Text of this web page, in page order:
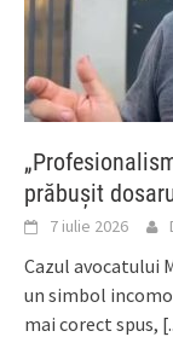
prăbușit
7 iulie 2026
Cazul avocatului
un simbol
mai corect spus,